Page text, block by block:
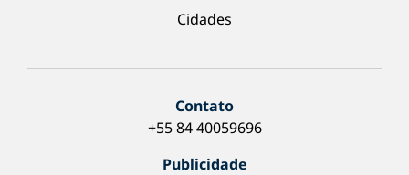
Cidades
Contato
+55 84 40059696
Publicidade